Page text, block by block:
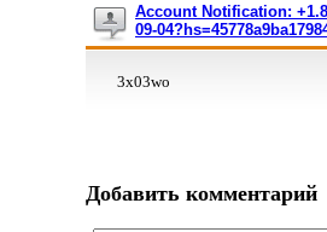
Account Notification:
09-
3x03wo
Добавить комментарий